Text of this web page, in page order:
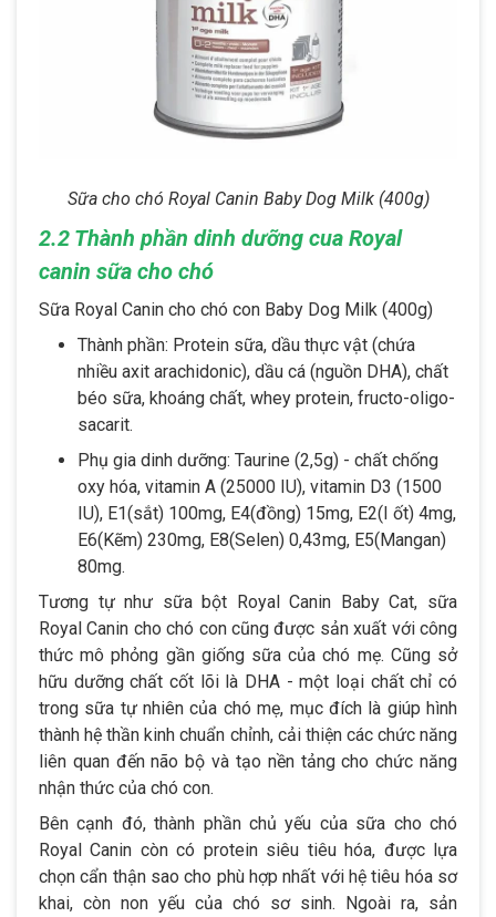
Sữa cho chó Royal Canin Baby Dog Milk (400g)
2.2 Thành phần dinh dưỡng cua Royal
canin sữa cho chó
Sữa Royal Canin cho chó con Baby Dog Milk (400g)
Thành phần: Protein sữa, dầu thực vật (chứa
nhiều axit arachidonic), dầu cá (nguồn DHA), chất
béo sữa, khoáng chất, whey protein, fructo-oligo-
sacarit.
Phụ gia dinh dưỡng: Taurine (2,5g) - chất chống
oxy hóa, vitamin A (25000 IU), vitamin D3 (1500
IU), E1(sắt) 100mg, E4(đồng) 15mg, E2(I ốt) 4mg,
E6(Kẽm) 230mg, E8(Selen) 0,43mg, E5(Mangan)
80mg.
Tương tự như sữa bột Royal Canin Baby Cat, sữa
Royal Canin cho chó con cũng được sản xuất với công
thức mô phỏng gần giống sữa của chó mẹ. Cũng sở
hữu dưỡng chất cốt lõi là DHA - một loại chất chỉ có
trong sữa tự nhiên của chó mẹ, mục đích là giúp hình
thành hệ thần kinh chuẩn chỉnh, cải thiện các chức năng
liên quan đến não bộ và tạo nền tảng cho chức năng
nhận thức của chó con.
Bên cạnh đó, thành phần chủ yếu của sữa cho chó
Royal Canin còn có protein siêu tiêu hóa, được lựa
chọn cẩn thận sao cho phù hợp nhất với hệ tiêu hóa sơ
khai, còn non yếu của chó sơ sinh. Ngoài ra, sản